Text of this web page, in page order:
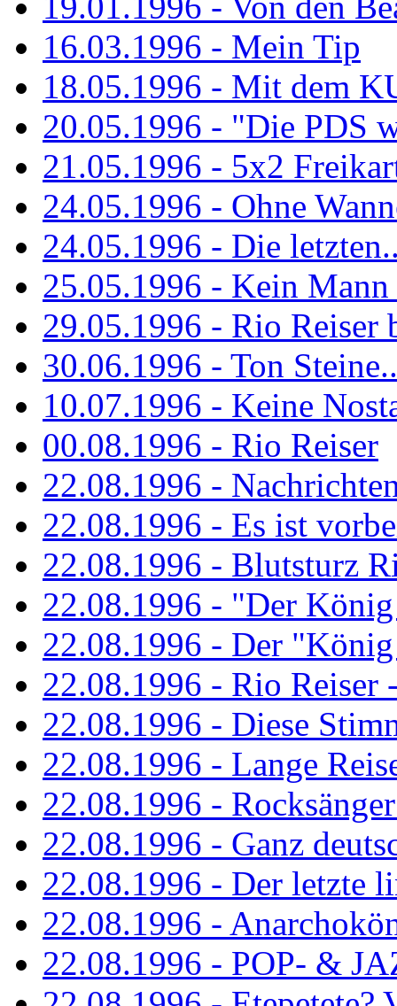
16.03.1996 - Mein Tip
18.05.1996 - Mit dem
20.05.1996 - "Die PDS
21.05.1996 - 5x2
24.05.1996 - Ohne
24.05.1996 - Die
25.05.1996 - Kein
29.05.1996 - Rio Reiser
30.06.1996 - Ton
10.07.1996 - Keine
00.08.1996 - Rio Reiser
22.08.1996 -
22.08.1996 - Es ist
22.08.1996 - Blutsturz
22.08.1996 - "Der
22.08.1996 - Der
22.08.1996 - Rio Reiser
22.08.1996 - Diese
22.08.1996 - Lange
22.08.1996 -
22.08.1996 - Ganz
22.08.1996 - Der letzte
22.08.1996 -
22.08.1996 - POP- &